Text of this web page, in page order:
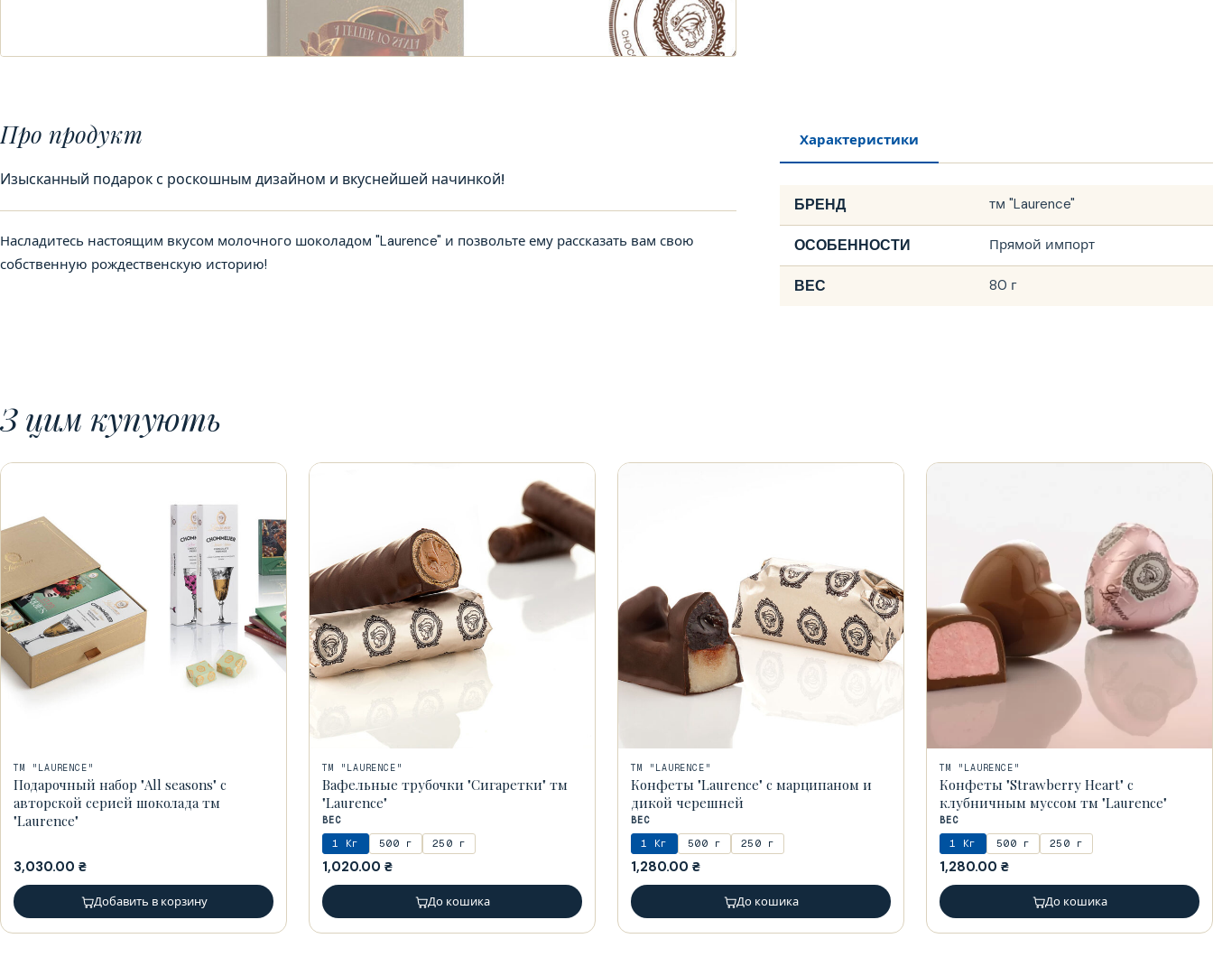
Про продукт
Изысканный подарок с роскошным дизайном и вкуснейшей начинкой!
Насладитесь настоящим вкусом молочного шоколадом "Laurence" и позвольте ему рассказать вам свою
собственную рождественскую историю!
Характеристики
БРЕНД тм "Laurence"
ОСОБЕННОСТИ Прямой импорт
ВЕС 80 г
З цим купують
ТМ "LAURENCE"
Подарочный набор "All seasons" c
авторской серией шоколада тм
"Laurence"
3,030.00 ₴
Добавить в корзину
ТМ "LAURENCE"
Вафельные трубочки "Сигаретки" тм
"Laurence"
ВЕС
1 Кг 500 г 250 г
1,020.00 ₴
До кошика
ТМ "LAURENCE"
Конфеты "Laurence" с марципаном и
дикой черешней
ВЕС
1 Кг 500 г 250 г
1,280.00 ₴
До кошика
ТМ "LAURENCE"
Конфеты "Strawberry Heart" с
клубничным муссом тм "Laurence"
ВЕС
1 Кг 500 г 250 г
1,280.00 ₴
До кошика